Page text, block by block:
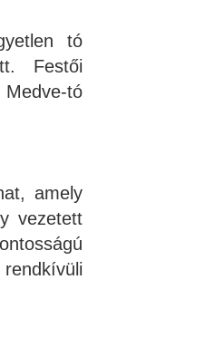
tó
Festői
tó
amely
vezetett